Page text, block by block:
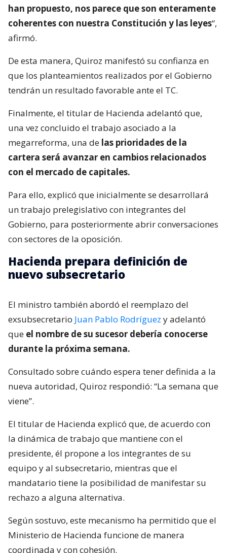
han propuesto, nos parece que son enteramente
coherentes con nuestra Constitución y las leyes“,
afirmó.
De esta manera, Quiroz manifestó su confianza en
que los planteamientos realizados por el Gobierno
tendrán un resultado favorable ante el TC.
Finalmente, el titular de Hacienda adelantó que,
una vez concluido el trabajo asociado a la
megarreforma, una de las prioridades de la
cartera será avanzar en cambios relacionados
con el mercado de capitales.
Para ello, explicó que inicialmente se desarrollará
un trabajo prelegislativo con integrantes del
Gobierno, para posteriormente abrir conversaciones
con sectores de la oposición.
Hacienda prepara definición de
nuevo subsecretario
El ministro también abordó el reemplazo del
exsubsecretario Juan Pablo Rodríguez y adelantó
que el nombre de su sucesor debería conocerse
durante la próxima semana.
Consultado sobre cuándo espera tener definida a la
nueva autoridad, Quiroz respondió: “La semana que
viene”.
El titular de Hacienda explicó que, de acuerdo con
la dinámica de trabajo que mantiene con el
presidente, él propone a los integrantes de su
equipo y al subsecretario, mientras que el
mandatario tiene la posibilidad de manifestar su
rechazo a alguna alternativa.
Según sostuvo, este mecanismo ha permitido que el
Ministerio de Hacienda funcione de manera
coordinada y con cohesión.